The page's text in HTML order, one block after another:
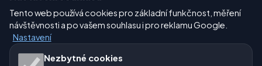
Nastavení
Naše weby o počasí:
Tento web používá cookies pro základní funkčnost, měření
návštěvnosti a po vašem souhlasu i pro reklamu Google.
Nastavení
Nezbytné cookies